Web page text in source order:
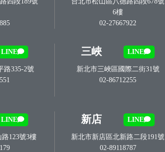
6樓
02-27667922
LINE
路335-2號
三峽 LINE
新北市三峽區國際二街31號
02-86712255
LINE
123號3樓
新店 LINE
新北市新店區北新路二段191號
02-89118787